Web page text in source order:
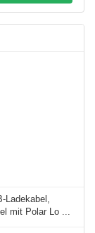
Ladekabel,
mit Polar Lo ...